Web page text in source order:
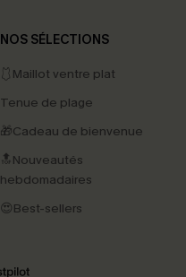
NOS SÉLECTIONS
🩱Maillot ventre plat
Tenue de plage
🎁Cadeau de bienvenue
🔝Nouveautés
hebdomadaires
😍Best-sellers